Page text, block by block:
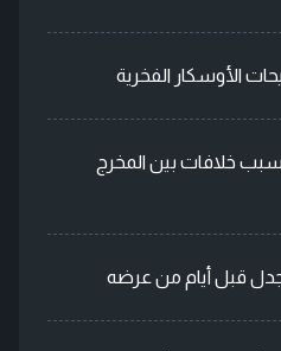
الأوسكار الفخرية
خلافات بين المخرج
قبل أيام من عرضه